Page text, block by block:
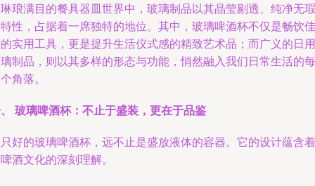
琅满目的餐具器皿世界中，玻璃制品以其晶莹剔透、纯净无瑕
性，占据着一席独特的地位。其中，玻璃啤酒杯不仅是畅饮佳
实用工具，更是提升生活仪式感的精致艺术品；而广义的日用
制品，则以其多样的形态与功能，悄然融入我们日常生活的每
角落。
玻璃啤酒杯：不止于盛装，更在于品鉴
好的玻璃啤酒杯，远不止是盛放液体的容器。它的设计蕴含着
酒文化的深刻理解。